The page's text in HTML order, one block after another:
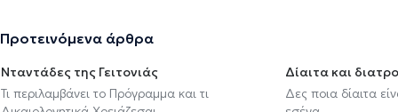
Προτεινόμενα άρθρα
Νταντάδες της Γειτονιάς
Τι περιλαμβάνει το Πρόγραμμα και τι
Δίαιτα και
Δες ποια δίαιτα